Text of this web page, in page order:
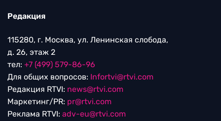
Редакция
115280, г. Москва, ул. Ленинская слобода,
д. 26, этаж 2
тел: +7 (499) 579-86-96
Для общих вопросов: Infortvi@rtvi.com
Редакция RTVI: news@rtvi.com
Маркетинг/PR: pr@rtvi.com
Реклама RTVI: adv-eu@rtvi.com